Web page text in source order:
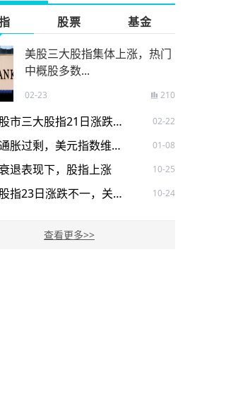
股票 基金
美股三大股指集体上涨，热门
中概股多数...
02-23 210
纽约股市三大股指21日涨跌不一 02-22
欧元通胀过剩，美元指数维持震荡下跌 01-08
退表现下，股指上涨 10-25
纽约股指23日涨跌不一，关注热门股票走势 10-24
查看更多>>